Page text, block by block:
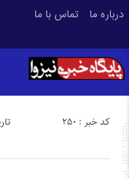
درباره ما تماس با ما
کد خبر : 250